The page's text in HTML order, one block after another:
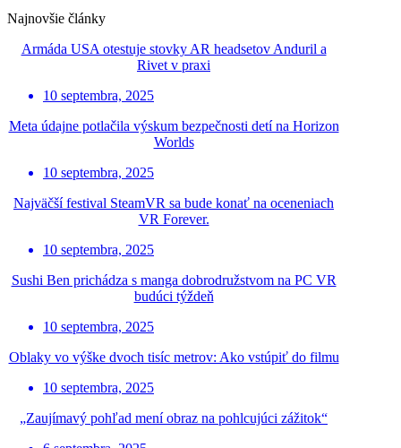
Najnovšie články
Armáda USA otestuje stovky AR headsetov Anduril a
Rivet v praxi
10 septembra, 2025
Meta údajne potlačila výskum bezpečnosti detí na Horizon
Worlds
10 septembra, 2025
Najväčší festival SteamVR sa bude konať na oceneniach
VR Forever.
10 septembra, 2025
Sushi Ben prichádza s manga dobrodružstvom na PC VR
budúci týždeň
10 septembra, 2025
Oblaky vo výške dvoch tisíc metrov: Ako vstúpiť do filmu
10 septembra, 2025
„Zaujímavý pohľad mení obraz na pohlcujúci zážitok“